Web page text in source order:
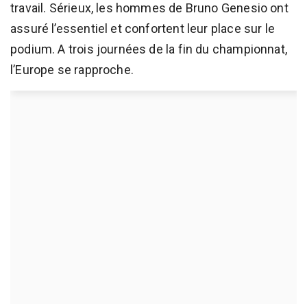
travail. Sérieux, les hommes de Bruno Genesio ont
assuré l’essentiel et confortent leur place sur le
podium. A trois journées de la fin du championnat,
l’Europe se rapproche.